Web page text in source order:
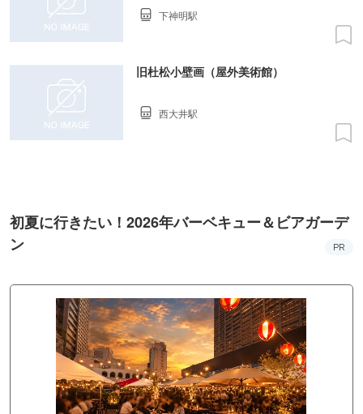
下神明駅
旧杜松小壁画（屋外美術館）
西大井駅
初夏に行きたい！2026年バーベキュー＆ビアガーデ
ン
PR